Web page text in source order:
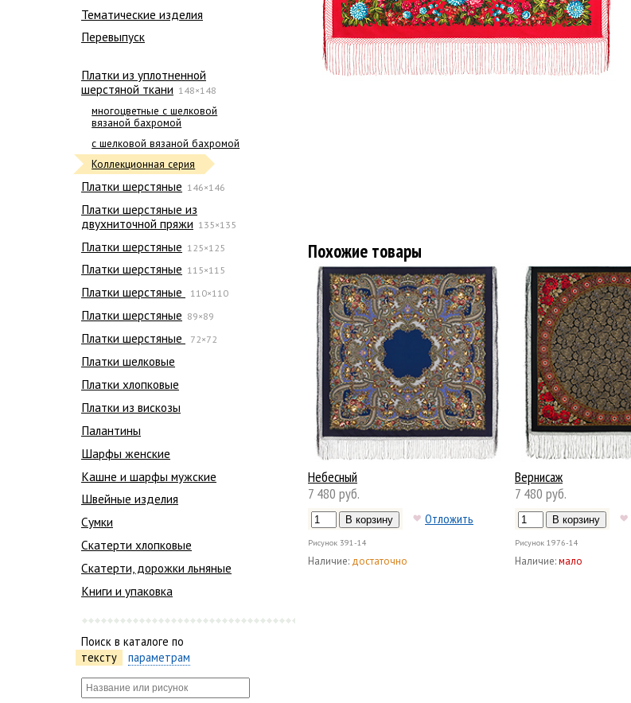
Тематические изделия
Перевыпуск
Платки из уплотненной
шерстяной ткани 148×148
многоцветные с шелковой
вязаной бахромой
с шелковой вязаной бахромой
Коллекционная серия
Платки шерстяные 146×146
Платки шерстяные из
двухниточной пряжи 135×135
Платки шерстяные 125×125
Платки шерстяные 115×115
Платки шерстяные 110×110
Платки шерстяные 89×89
Платки шерстяные 72×72
Платки шелковые
Платки хлопковые
Платки из вискозы
Палантины
Шарфы женские
Кашне и шарфы мужские
Швейные изделия
Сумки
Скатерти хлопковые
Скатерти, дорожки льняные
Книги и упаковка
Поиск в каталоге по
тексту
параметрам
Похожие товары
Небесный
7 480 руб.
Отложить
Рисунок 391-14
Наличие: достаточно
Вернисаж
7 480 руб.
Рисунок 1976-14
Наличие:мало